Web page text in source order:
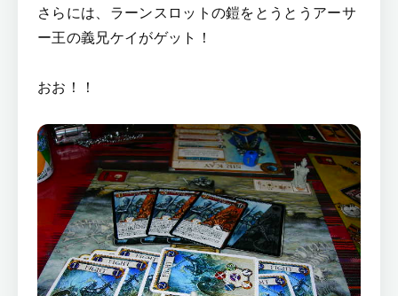
さらには、ラーンスロットの鎧をとうとうアーサ
ー王の義兄ケイがゲット！
おお！！